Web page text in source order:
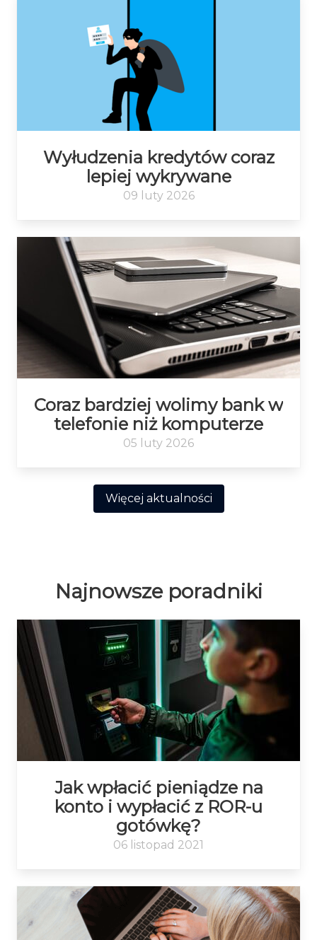
Wyłudzenia kredytów coraz
lepiej wykrywane
09 luty 2026
Coraz bardziej wolimy bank w
telefonie niż komputerze
05 luty 2026
Więcej aktualności
Najnowsze poradniki
Jak wpłacić pieniądze na
konto i wypłacić z ROR-u
gotówkę?
06 listopad 2021